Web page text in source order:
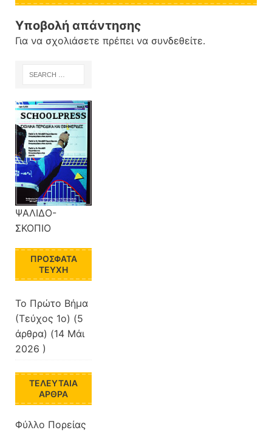
Υποβολή απάντησης
Για να σχολιάσετε πρέπει να συνδεθείτε.
ΨΑΛΙΔΟ-
ΣΚΟΠΙΟ
ΠΡΌΣΦΑΤΑ
ΤΕΎΧΗ
Το Πρώτο Βήμα
(Τεύχος 1ο) (5
άρθρα) (14 Μάι
2026 )
ΤΕΛΕΥΤΑΊΑ
ΆΡΘΡΑ
Φύλλο Πορείας